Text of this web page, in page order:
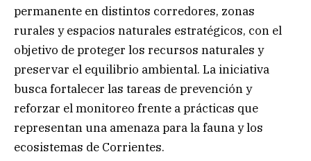
permanente en distintos corredores, zonas
rurales y espacios naturales estratégicos, con el
objetivo de proteger los recursos naturales y
preservar el equilibrio ambiental. La iniciativa
busca fortalecer las tareas de prevención y
reforzar el monitoreo frente a prácticas que
representan una amenaza para la fauna y los
ecosistemas de Corrientes.